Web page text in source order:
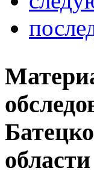
области